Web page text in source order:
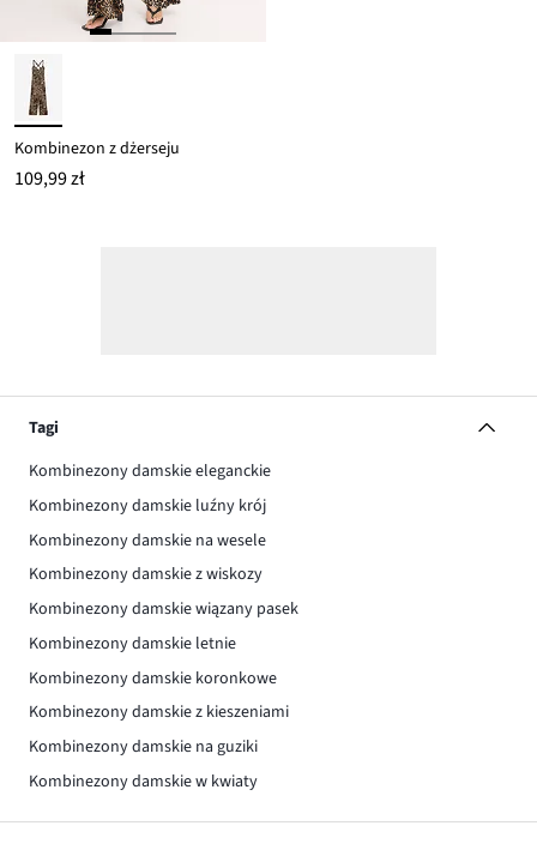
Kombinezon z dżerseju
109,99 zł
Tagi
Kombinezony damskie eleganckie
Kombinezony damskie luźny krój
Kombinezony damskie na wesele
Kombinezony damskie z wiskozy
Kombinezony damskie wiązany pasek
Kombinezony damskie letnie
Kombinezony damskie koronkowe
Kombinezony damskie z kieszeniami
Kombinezony damskie na guziki
Kombinezony damskie w kwiaty